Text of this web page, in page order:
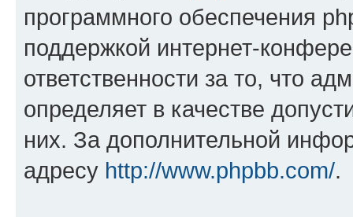
программного обеспечения
поддержкой интернет-
ответственности за то, что
определяет в качестве
них. За дополнительной
адресу http://www.phpbb.com/.